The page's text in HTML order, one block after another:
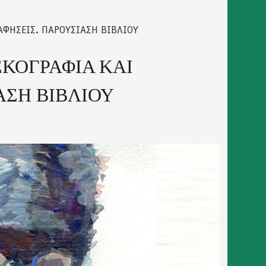
ΠΑΡΟΥΣΙΑΣΗ ΒΙΒΛΙΟΥ
ΚΑΙ
ΒΙΒΛΙΟΥ